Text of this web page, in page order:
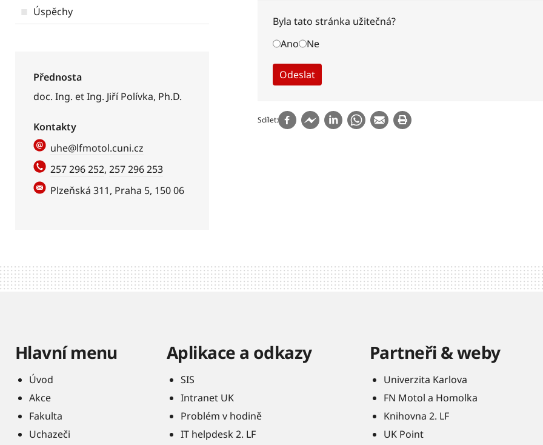
Úspěchy
Přednosta
doc. Ing. et Ing. Jiří Polívka, Ph.D.
Kontakty
uhe@lfmotol.cuni.cz
257 296 252, 257 296 253
Plzeňská 311, Praha 5, 150 06
Byla tato stránka užitečná?
Ano
Ne
Sdílet
Hlavní menu
Úvod
Akce
Fakulta
Uchazeči
Aplikace a odkazy
SIS
Intranet UK
Problém v hodině
IT helpdesk 2. LF
Partneři & weby
Univerzita Karlova
FN Motol a Homolka
Knihovna 2. LF
UK Point